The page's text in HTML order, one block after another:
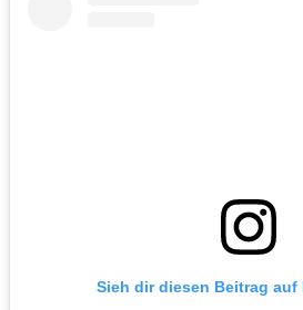
Sieh dir diesen Beitrag auf